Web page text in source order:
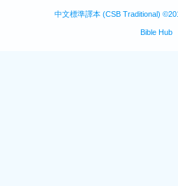
中文標準譯本 (CSB Traditional)
Bible Hub